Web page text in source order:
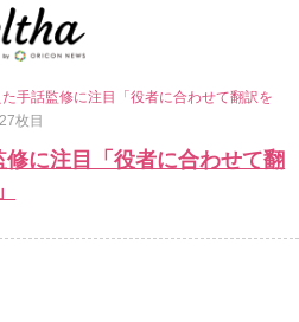
た手話監修に注目「役者に合わせて翻訳を
枚目
修に注目「役者に合わせて翻